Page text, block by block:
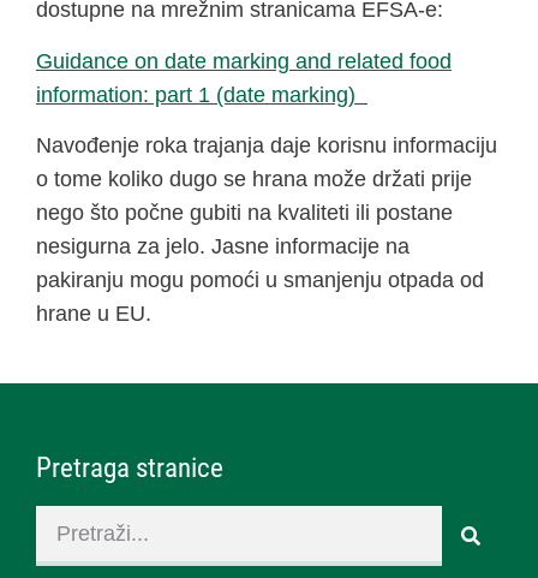
dostupne na mrežnim stranicama EFSA-e:
Guidance on date marking and related food
information: part 1 (date marking)
Navođenje roka trajanja daje korisnu informaciju
o tome koliko dugo se hrana može držati prije
nego što počne gubiti na kvaliteti ili postane
nesigurna za jelo. Jasne informacije na
pakiranju mogu pomoći u smanjenju otpada od
hrane u EU.
Pretraga stranice